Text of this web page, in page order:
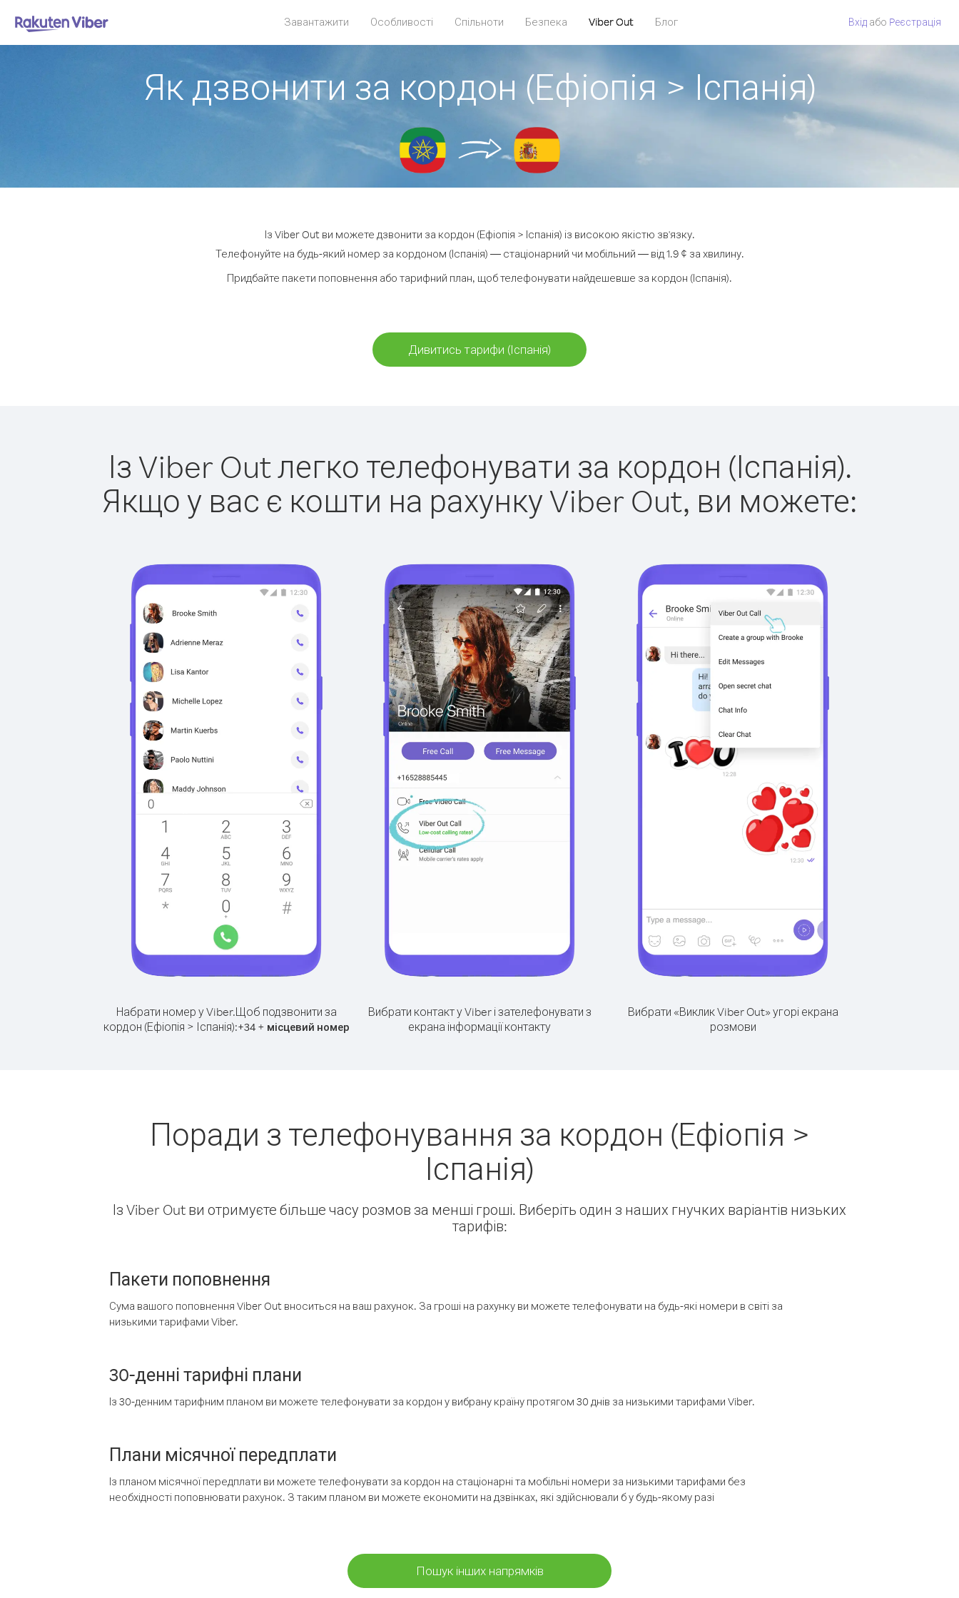
Завантажити Особливості Спільноти Безпека Viber Out Блог Вхід або Pеєстрація
Як дзвонити за кордон (Ефіопія > Іспанія)
Із Viber Out ви можете дзвонити за кордон (Ефіопія > Іспанія) із високою якістю зв'язку.
Телефонуйте на будь-який номер за кордоном (Іспанія) — стаціонарний чи мобільний — від 1.9 ¢ за хвилину.
Придбайте пакети поповнення або тарифний план, щоб телефонувати найдешевше за кордон (Іспанія).
Дивитись тарифи (Іспанія)
Із Viber Out легко телефонувати за кордон (Іспанія).
Якщо у вас є кошти на рахунку Viber Out, ви можете:
Набрати номер у Viber.Щоб подзвонити за
кордон (Ефіопія > Іспанія):+34+ місцевий номер
Вибрати контакт у Viber і зателефонувати з
екрана інформації контакту
Вибрати «Виклик Viber Out» угорі екрана
розмови
Поради з телефонування за кордон (Ефіопія >
Іспанія)
Із Viber Out ви отримуєте більше часу розмов за менші гроші. Виберіть один з наших гнучких варіантів низьких
тарифів:
Пакети поповнення
Сума вашого поповнення Viber Out вноситься на ваш рахунок. За гроші на рахунку ви можете телефонувати на будь-які номери в світі за
низькими тарифами Viber.
30-денні тарифні плани
Із 30-денним тарифним планом ви можете телефонувати за кордон у вибрану країну протягом 30 днів за низькими тарифами Viber.
Плани місячної передплати
Із планом місячної передплати ви можете телефонувати за кордон на стаціонарні та мобільні номери за низькими тарифами без
необхідності поповнювати рахунок. З таким планом ви можете економити на дзвінках, які здійснювали б у будь-якому разі
Пошук інших напрямків